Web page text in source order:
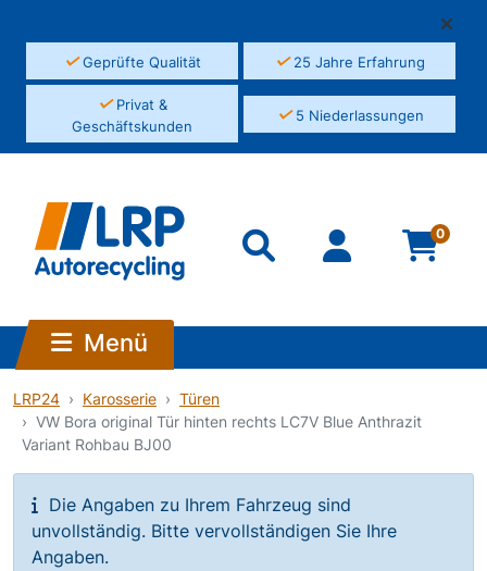
✓Geprüfte Qualität ✓25 Jahre Erfahrung
✓Privat &
Geschäftskunden
✓5 Niederlassungen
0
Menü
LRP24 Karosserie
Türen
VW Bora original Tür hinten rechts LC7V Blue Anthrazit
Variant Rohbau BJ00
Die Angaben zu Ihrem Fahrzeug sind
unvollständig. Bitte vervollständigen Sie Ihre
Angaben.